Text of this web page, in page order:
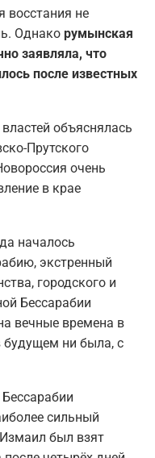
восстания не
Однако румынская
заявляла, что
после известных
объяснялась
Прутского
очень
в крае
началось
экстренный
городского и
Бессарабии
вечные времена в
будущем ни была, с
сильный
был взят